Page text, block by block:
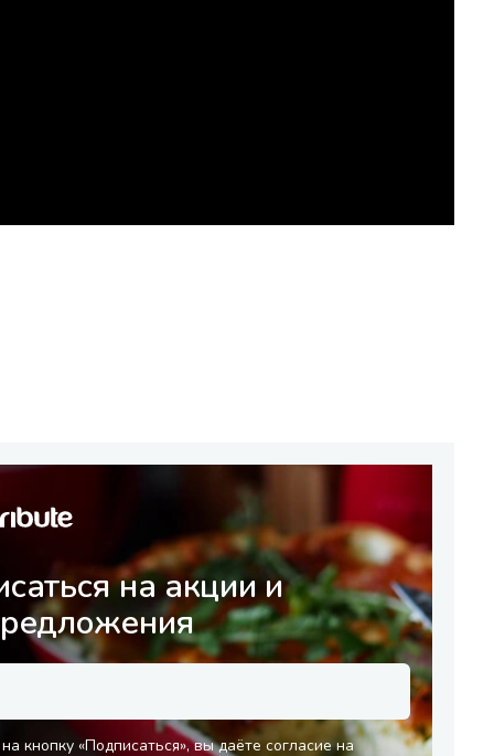
на акции и
кнопку «Подписаться», вы даёте согласие на